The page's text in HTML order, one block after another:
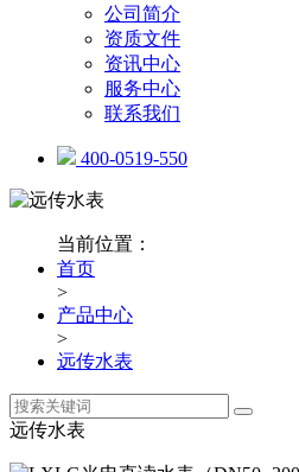
公司简介
资质文件
资讯中心
服务中心
联系我们
400-0519-550
当前位置：
首页
>
产品中心
>
远传水表
远传水表